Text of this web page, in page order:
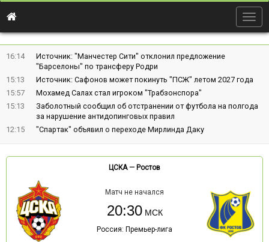
16:14
Источник: "Манчестер Сити" отклонил предложение
"Барселоны" по трансферу Родри
15:13
Источник: Сафонов может покинуть "ПСЖ" летом 2027 года
15:57
Мохамед Салах стал игроком "Трабзонспора"
15:13
Заболотный сообщил об отстранении от футбола на полгода
за нарушение антидопинговых правил
12:15
"Спартак" объявил о переходе Мирлинда Даку
ЦСКА— Ростов
Матч не начался
20:30
Россия: Премьер-лига